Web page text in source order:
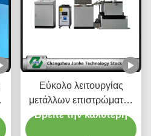
Εύκολο λειτουργίας
μετάλλων επιστρώματος
γραμμών κλίσης άσπρο/
Βρείτε την καλύτερη